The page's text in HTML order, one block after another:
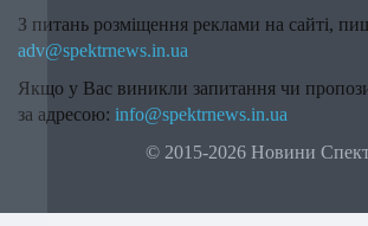
З питань розміщення реклами на сайті,
adv@spektrnews.in.ua
Якщо у Вас виникли запитання чи
за адресою: info@spektrnews.in.ua
© 2015-2026 Новини